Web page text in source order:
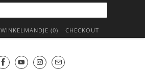
WINKELMANDJE (0) CHECKOUT